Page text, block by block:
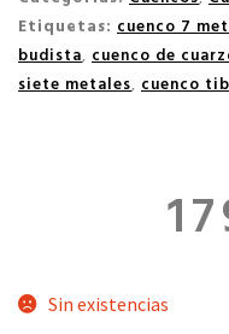
Etiquetas: cuenco 7
budista, cuenco de
siete metales, cuenco
Sin existencias